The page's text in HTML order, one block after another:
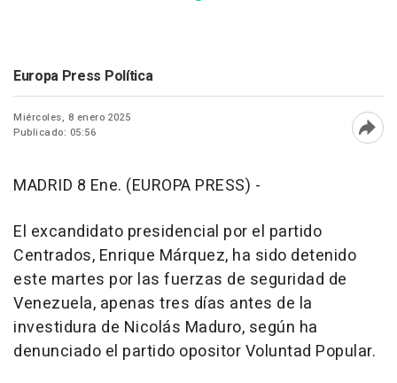
Europa Press Política
Miércoles, 8 enero 2025
Publicado: 05:56
MADRID 8 Ene. (EUROPA PRESS) -
El excandidato presidencial por el partido
Centrados, Enrique Márquez, ha sido detenido
este martes por las fuerzas de seguridad de
Venezuela, apenas tres días antes de la
investidura de Nicolás Maduro, según ha
denunciado el partido opositor Voluntad Popular.